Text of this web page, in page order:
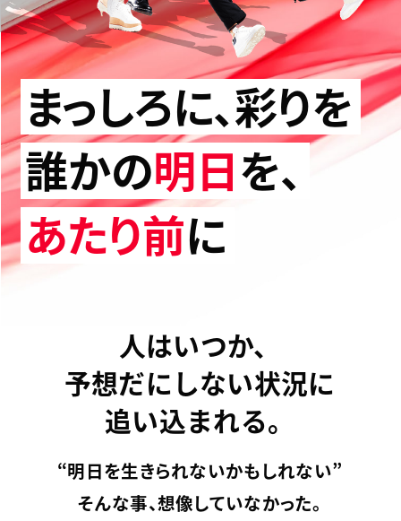
まっしろに、彩りを
誰かの明日を、
あたり前に
人はいつか、
予想だにしない状況に
追い込まれる。
“明日を生きられないかもしれない”
そんな事、想像していなかった。